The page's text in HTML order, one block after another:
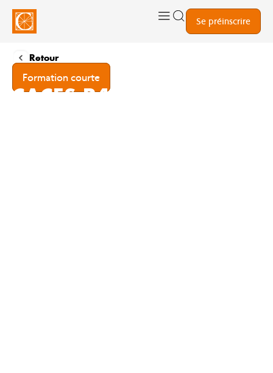
Se préinscrire
Retour
Formation courte
CACES R486 –